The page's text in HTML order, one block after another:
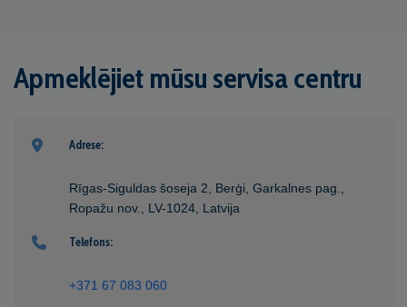
Apmeklējiet mūsu servisa centru
Adrese:
Rīgas-Siguldas šoseja 2, Berģi, Garkalnes pag.,
Ropažu nov., LV-1024, Latvija
Telefons:
+371 67 083 060